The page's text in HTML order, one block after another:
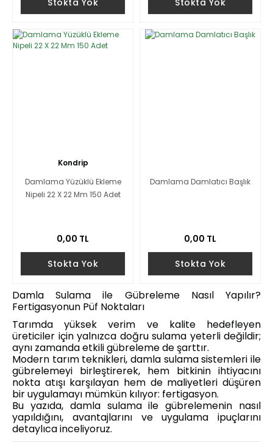
Kondrip
Damlama Yüzüklü Ekleme
Nipeli 22 X 22 Mm 150 Adet
0,00 TL
Stokta Yok
Damlama Damlatıcı Başlık
0,00 TL
Stokta Yok
Damla Sulama ile Gübreleme Nasıl Yapılır?
Fertigasyonun Püf Noktaları
Tarımda yüksek verim ve kalite hedefleyen
üreticiler için yalnızca doğru sulama yeterli değildir;
aynı zamanda etkili gübreleme de şarttır.
Modern tarım teknikleri, damla sulama sistemleri ile
gübrelemeyi birleştirerek, hem bitkinin ihtiyacını
nokta atışı karşılayan hem de maliyetleri düşüren
bir uygulamayı mümkün kılıyor: fertigasyon.
Bu yazıda, damla sulama ile gübrelemenin nasıl
yapıldığını, avantajlarını ve uygulama ipuçlarını
detaylıca inceliyoruz.